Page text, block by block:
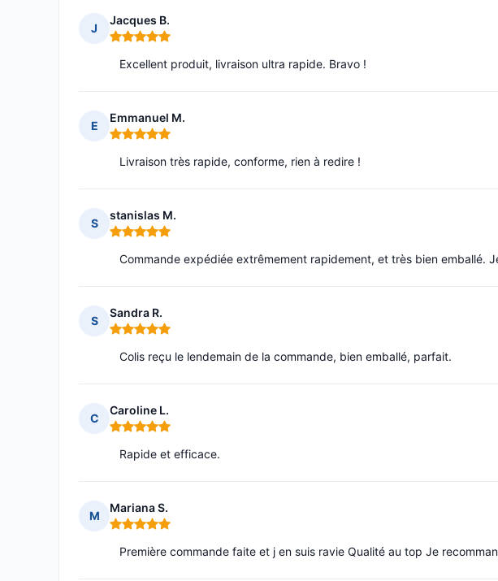
J
Jacques B.
Note : 5 sur 5
Excellent produit, livraison ultra rapide. Bravo !
E
Emmanuel M.
Note : 5 sur 5
Livraison très rapide, conforme, rien à redire !
S
stanislas M.
Note : 5 sur 5
Commande expédiée extrêmement rapidement, et très bien emballé.
S
Sandra R.
Note : 5 sur 5
Colis reçu le lendemain de la commande, bien emballé, parfait.
C
Caroline L.
Note : 5 sur 5
Rapide et efficace.
M
Mariana S.
Note : 5 sur 5
Première commande faite et j en suis ravie Qualité au top Je